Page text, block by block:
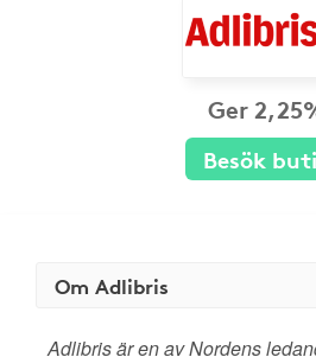
Ger
Besök
Om Adlibris
Adlibris är en av Nordens